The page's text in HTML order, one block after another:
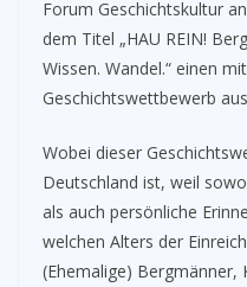
Forum Geschichtskultur
dem Titel „HAU REIN!
Wissen. Wandel.“ einen
Geschichtswettbewerb
Wobei dieser
Deutschland ist, weil
als auch persönliche
welchen Alters der
(Ehemalige)